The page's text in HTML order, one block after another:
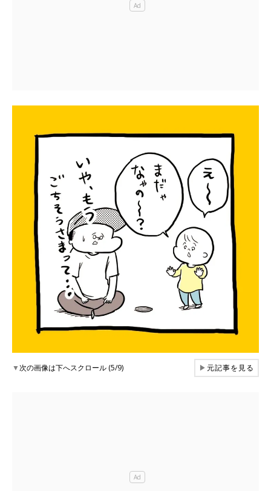
▼次の画像は下へスクロール (5/9) ▶元記事を見る